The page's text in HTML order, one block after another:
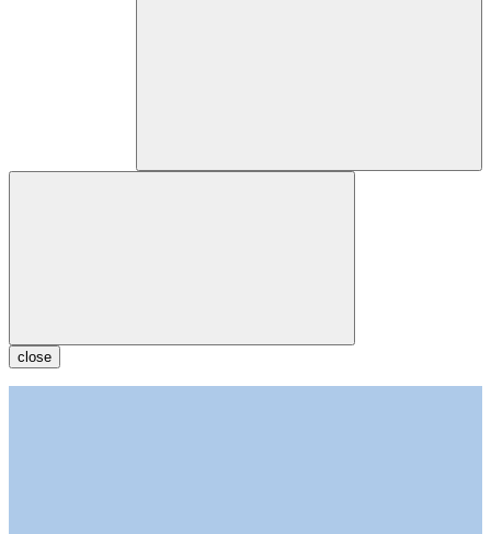
close